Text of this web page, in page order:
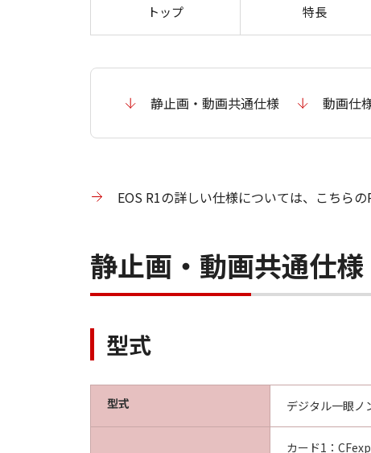
トップ 特長
静止画・動画共通仕様 動画仕
EOS R1の詳しい仕様については、こちら
静止画・動画共通仕様
型式
型式 デジタル一眼ノ
カード1：